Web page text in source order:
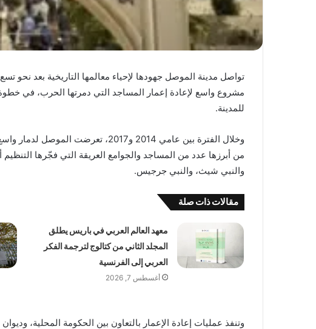
تواصل مدينة الموصل جهودها لإحياء معالمها التاريخية بعد نحو
مشروع واسع لإعادة إعمار المساجد التي دمرتها الحرب، في خطوة
للمدينة.
وخلال الفترة بين عامي 2014 و2017،
من أبرزها عدد من المساجد والجوامع العريقة التي فجّرها
والنبي شيث، والنبي جرجيس.
مقالات ذات صلة
معهد العالم العربي في باريس يطلق
المجلد الثاني من كتالوج لترجمة الفكر
العربي إلى الفرنسية
أغسطس 7, 2026
وتنفذ عمليات إعادة الإعمار بالتعاون بين الحكومة المحلية،